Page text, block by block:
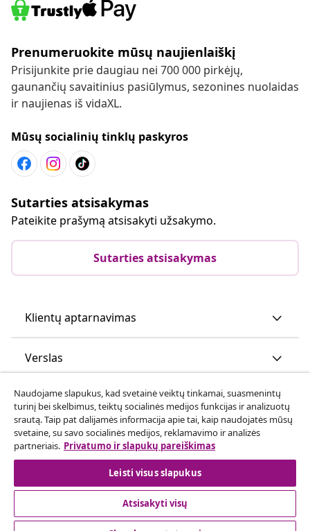
Prenumeruokite mūsų naujienlaiškį
Prisijunkite prie daugiau nei 700 000 pirkėjų,
gaunančių savaitinius pasiūlymus, sezonines nuolaidas
ir naujienas iš vidaXL.
Mūsų socialinių tinklų paskyros
Sutarties atsisakymas
Pateikite prašymą atsisakyti užsakymo.
Sutarties atsisakymas
Klientų aptarnavimas
Verslas
vidaXL
Atraskite daugiau
Naudojame slapukus, kad svetainė veiktų tinkamai, suasmenintų
turinį bei skelbimus, teiktų socialinės medijos funkcijas ir analizuotų
srautą. Taip pat dalijamės informacija apie tai, kaip naudojatės mūsų
svetaine, su savo socialinės medijos, reklamavimo ir analizės
partneriais. Privatumo ir slapukų pareiškimas
Leisti visus slapukus
Atsisakyti visų